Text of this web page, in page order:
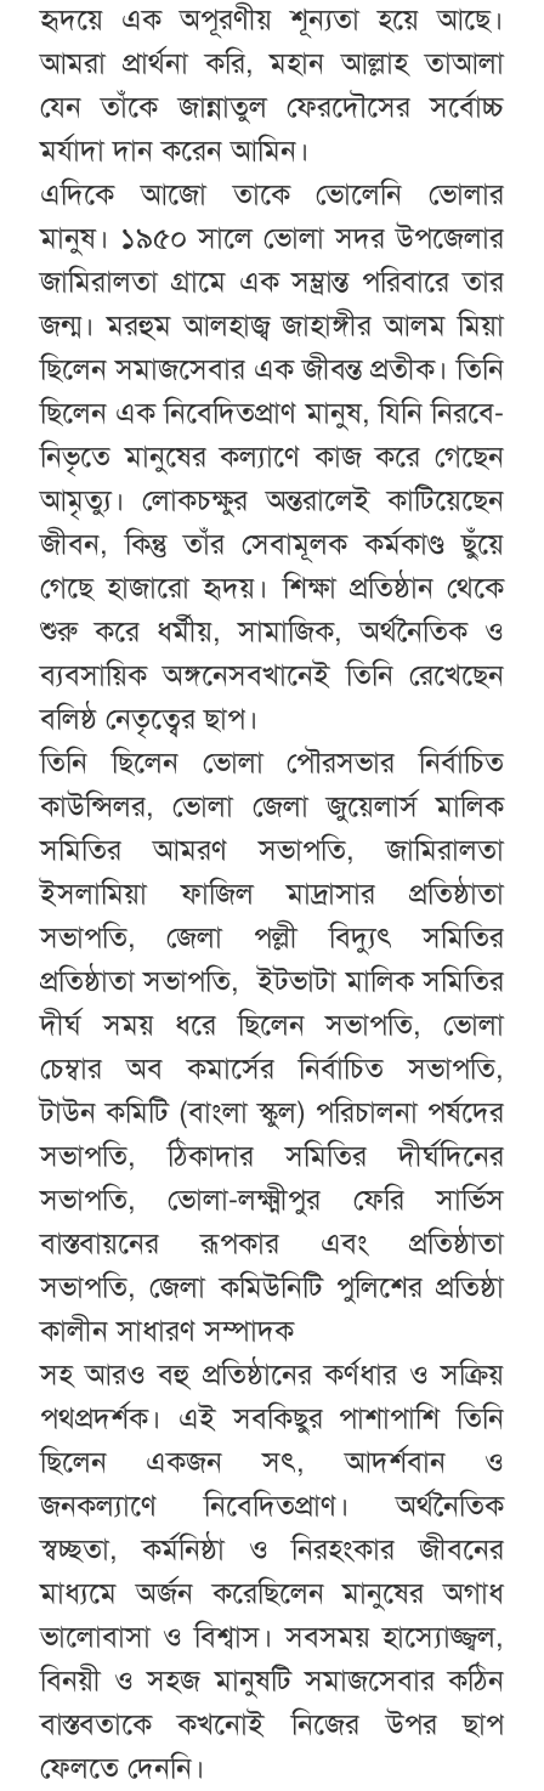
হৃদয়ে এক অপূরণীয় শূন্যতা হয়ে আছে।
আমরা প্রার্থনা করি, মহান আল্লাহ তাআলা
যেন তাঁকে জান্নাতুল ফেরদৌসের সর্বোচ্চ
মর্যাদা দান করেন আমিন।
এদিকে আজো তাকে ভোলেনি ভোলার
মানুষ। ১৯৫০ সালে ভোলা সদর উপজেলার
জামিরালতা গ্রামে এক সম্ভ্রান্ত পরিবারে তার
জন্ম। মরহুম আলহাজ্ব জাহাঙ্গীর আলম মিয়া
ছিলেন সমাজসেবার এক জীবন্ত প্রতীক। তিনি
ছিলেন এক নিবেদিতপ্রাণ মানুষ, যিনি নিরবে-
নিভৃতে মানুষের কল্যাণে কাজ করে গেছেন
আমৃত্যু। লোকচক্ষুর অন্তরালেই কাটিয়েছেন
জীবন, কিন্তু তাঁর সেবামূলক কর্মকাণ্ড ছুঁয়ে
গেছে হাজারো হৃদয়। শিক্ষা প্রতিষ্ঠান থেকে
শুরু করে ধর্মীয়, সামাজিক, অর্থনৈতিক ও
ব্যবসায়িক অঙ্গনেসবখানেই তিনি রেখেছেন
বলিষ্ঠ নেতৃত্বের ছাপ।
তিনি ছিলেন ভোলা পৌরসভার নির্বাচিত
কাউন্সিলর, ভোলা জেলা জুয়েলার্স মালিক
সমিতির আমরণ সভাপতি, জামিরালতা
ইসলামিয়া ফাজিল মাদ্রাসার প্রতিষ্ঠাতা
সভাপতি, জেলা পল্লী বিদ্যুৎ সমিতির
প্রতিষ্ঠাতা সভাপতি, ইটভাটা মালিক সমিতির
দীর্ঘ সময় ধরে ছিলেন সভাপতি, ভোলা
চেম্বার অব কমার্সের নির্বাচিত সভাপতি,
টাউন কমিটি (বাংলা স্কুল) পরিচালনা পর্ষদের
সভাপতি, ঠিকাদার সমিতির দীর্ঘদিনের
সভাপতি, ভোলা-লক্ষ্মীপুর ফেরি সার্ভিস
বাস্তবায়নের রূপকার এবং প্রতিষ্ঠাতা
সভাপতি, জেলা কমিউনিটি পুলিশের প্রতিষ্ঠা
কালীন সাধারণ সম্পাদক
সহ আরও বহু প্রতিষ্ঠানের কর্ণধার ও সক্রিয়
পথপ্রদর্শক। এই সবকিছুর পাশাপাশি তিনি
ছিলেন একজন সৎ, আদর্শবান ও
জনকল্যাণে নিবেদিতপ্রাণ। অর্থনৈতিক
স্বচ্ছতা, কর্মনিষ্ঠা ও নিরহংকার জীবনের
মাধ্যমে অর্জন করেছিলেন মানুষের অগাধ
ভালোবাসা ও বিশ্বাস। সবসময় হাস্যোজ্জ্বল,
বিনয়ী ও সহজ মানুষটি সমাজসেবার কঠিন
বাস্তবতাকে কখনোই নিজের উপর ছাপ
ফেলতে দেননি।